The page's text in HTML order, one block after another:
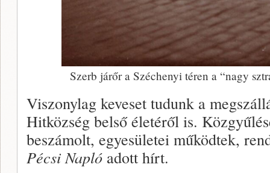
Szerb járőr a Széchenyi téren a “nagy
Viszonylag keveset tudunk a
Hitközség belső életéről is.
beszámolt, egyesületei működtek,
Pécsi Napló adott hírt.